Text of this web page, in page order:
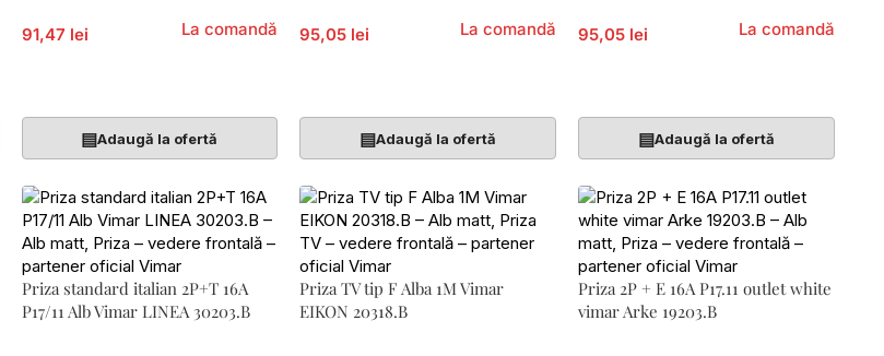
91,47 lei La comandă
▤Adaugă la ofertă
95,05 lei La comandă
▤Adaugă la ofertă
95,05 lei La comandă
▤Adaugă la ofertă
Priza standard italian 2P+T 16A
P17/11 Alb Vimar LINEA 30203.B
Priza TV tip F Alba 1M Vimar
EIKON 20318.B
Priza 2P + E 16A P17.11 outlet white
vimar Arke 19203.B